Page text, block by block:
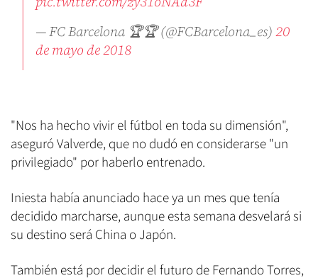
— FC Barcelona 🏆🏆 (@FCBarcelona_es)20
de mayo de 2018
"Nos ha hecho vivir el fútbol en toda su dimensión",
aseguró Valverde, que no dudó en considerarse "un
privilegiado" por haberlo entrenado.
Iniesta había anunciado hace ya un mes que tenía
decidido marcharse, aunque esta semana desvelará si
su destino será China o Japón.
También está por decidir el futuro de Fernando Torres,